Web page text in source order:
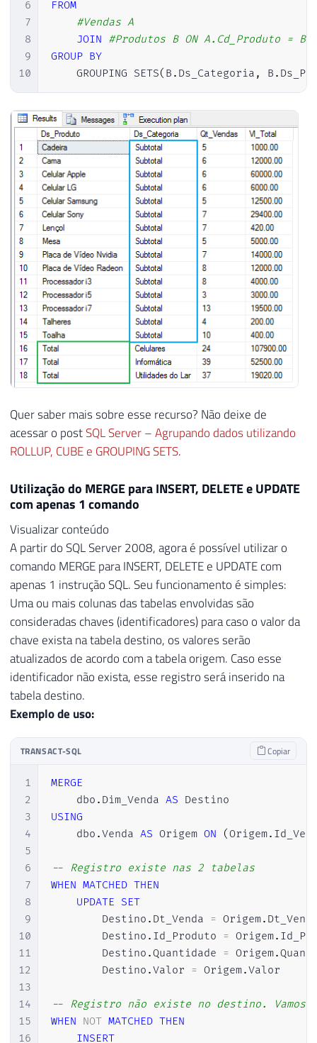
6
7
8
9
10
FROM
#Vendas A
JOIN #Produtos B ON A.Cd_Produto =
GROUP BY
    GROUPING SETS
( B . Ds_Categoria , B .
Quer saber mais sobre esse recurso? Não deixe de
acessar o postSQL Server – Agrupando dados utilizando
ROLLUP, CUBE e GROUPING SETS.
Utilização do MERGE para INSERT, DELETE e UPDATE
com apenas 1 comando
Visualizar conteúdo
A partir do SQL Server 2008, agora é possível utilizar o
comando MERGE para INSERT, DELETE e UPDATE com
apenas 1 instrução SQL. Seu funcionamento é simples:
Uma ou mais colunas das tabelas envolvidas são
consideradas chaves (identificadores) para caso o valor da
chave exista na tabela destino, os valores serão
atualizados de acordo com a tabela origem. Caso esse
identificador não exista, esse registro será inserido na
tabela destino.
Exemplo de uso:
TRANSACT-SQL Copiar
1
2
3
4
5
6
7
8
9
10
11
12
13
14
15
16
MERGE
    dbo
. Dim_Venda AS
USING
    dbo
.Venda AS Origem ON (Origem.
-- Registro existe nas 2 tabelas
WHEN MATCHED THEN
UPDATE SET
        Destino
. Dt_Venda = Origem.
        Destino
. Id_Produto = Origem.
        Destino
.Quantidade = Origem.
        Destino
.Valor = Origem.Valor
-- Registro não existe no destino.
WHEN NOT MATCHED THEN
INSERT